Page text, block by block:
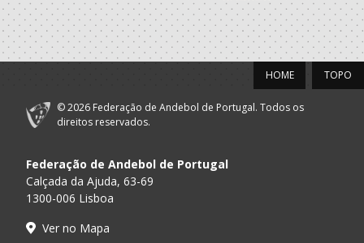
TOPO
HOME
© 2026 Federação de Andebol de Portugal. Todos os
direitos reservados.
Federação de Andebol de Portugal
Calçada da Ajuda, 63-69
1300-006 Lisboa
Ver no Mapa